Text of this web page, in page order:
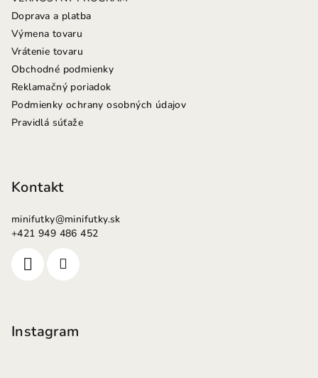
Doprava a platba
Výmena tovaru
Vrátenie tovaru
Obchodné podmienky
Reklamačný poriadok
Podmienky ochrany osobných údajov
Pravidlá súťaže
Kontakt
minifutky@minifutky.sk
+421 949 486 452
Instagram